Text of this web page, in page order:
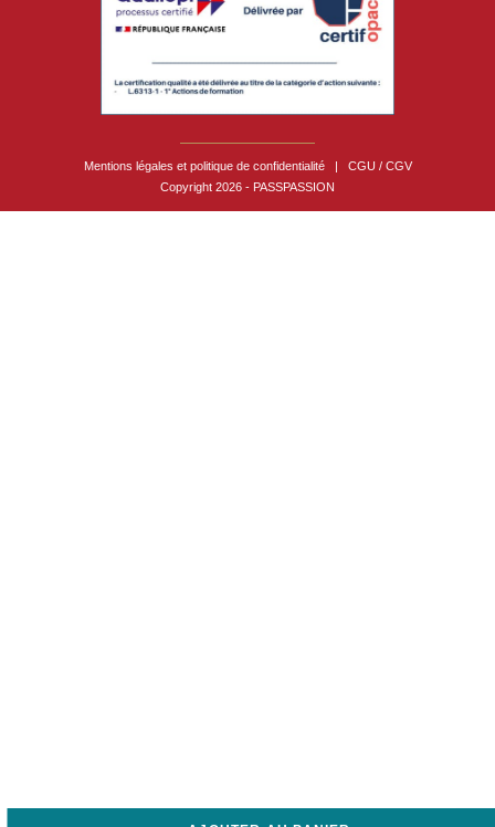
Mentions légales et politique de confidentialité
CGU / CGV
Copyright 2026 - PASSPASSION